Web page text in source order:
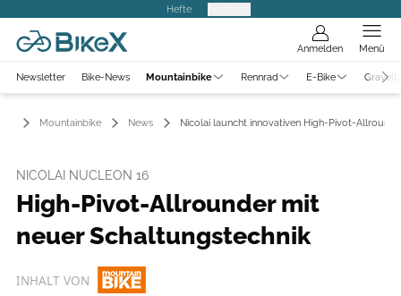
Hefte
Anmelden Menü
Newsletter Bike-News Mountainbike Rennrad E-Bike
Mountainbike News Nicolai launcht innovativen High-Pivot-
NICOLAI NUCLEON 16
High-Pivot-Allrounder mit
neuer Schaltungstechnik
INHALT VON